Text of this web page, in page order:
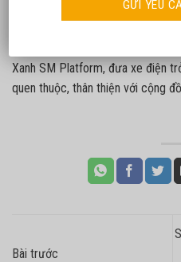
các hãng taxi, doanh nghiệp vận
Xanh SM Platform, đưa xe điện
quen thuộc, thân thiện với cộng
Bài trước